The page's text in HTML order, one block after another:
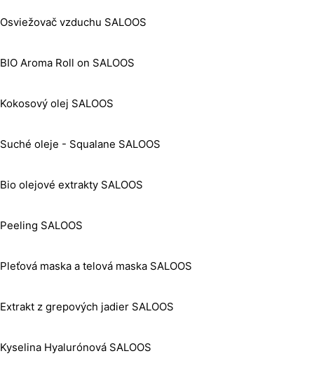
Osviežovač vzduchu SALOOS
BIO Aroma Roll on SALOOS
Kokosový olej SALOOS
Suché oleje - Squalane SALOOS
Bio olejové extrakty SALOOS
Peeling SALOOS
Pleťová maska a telová maska SALOOS
Extrakt z grepových jadier SALOOS
Kyselina Hyalurónová SALOOS